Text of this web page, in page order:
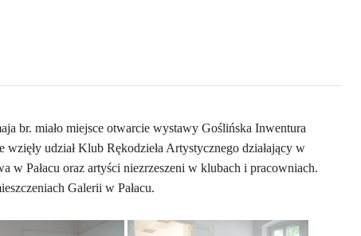
br. miało miejsce otwarcie wystawy Goślińska Inwentura
udział Klub Rękodzieła Artystycznego działający w
w Pałacu oraz artyści niezrzeszeni w klubach i pracowniach.
Galerii w Pałacu.